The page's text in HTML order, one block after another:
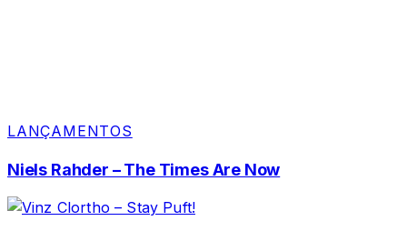
LANÇAMENTOS
Niels Rahder – The Times Are Now